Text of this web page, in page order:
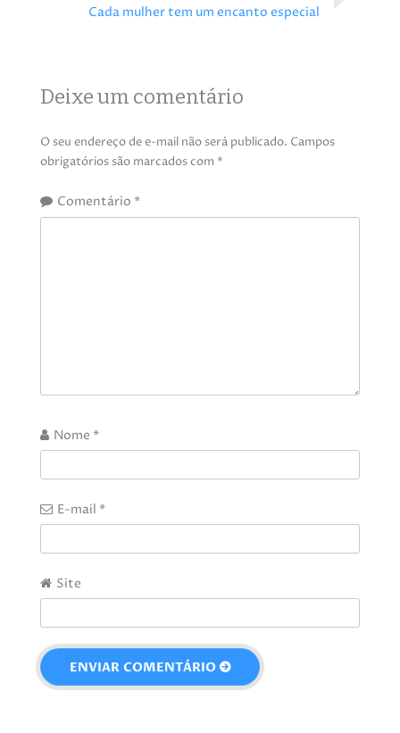
Cada mulher tem um encanto especial
Deixe um comentário
O seu endereço de e-mail não será publicado. Campos
obrigatórios são marcados com *
Comentário *
Nome *
E-mail *
Site